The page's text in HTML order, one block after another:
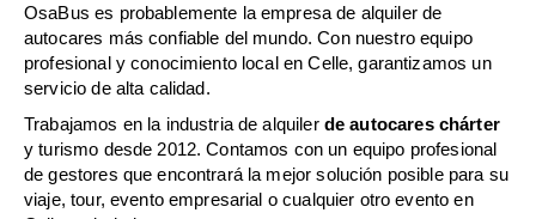
OsaBus es probablemente la empresa de alquiler de
autocares más confiable del mundo. Con nuestro equipo
profesional y conocimiento local en Celle, garantizamos un
servicio de alta calidad.
Trabajamos en la industria de alquiler de autocares chárter
y turismo desde 2012. Contamos con un equipo profesional
de gestores que encontrará la mejor solución posible para su
viaje, tour, evento empresarial o cualquier otro evento en